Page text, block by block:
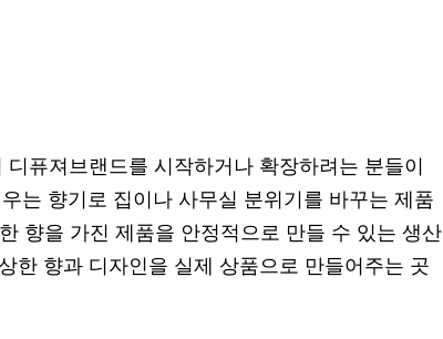
퓨져브랜드를 시작하거나 확장하려는 분들이
는 향기로 집이나 사무실 분위기를 바꾸는 제품
향을 가진 제품을 안정적으로 만들 수 있는 생산
한 향과 디자인을 실제 상품으로 만들어주는 곳